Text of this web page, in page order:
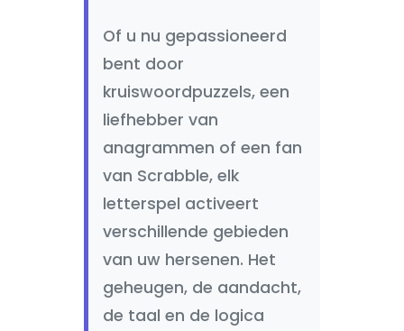
Of u nu gepassioneerd
bent door
kruiswoordpuzzels, een
liefhebber van
anagrammen of een fan
van Scrabble, elk
letterspel activeert
verschillende gebieden
van uw hersenen. Het
geheugen, de aandacht,
de taal en de logica